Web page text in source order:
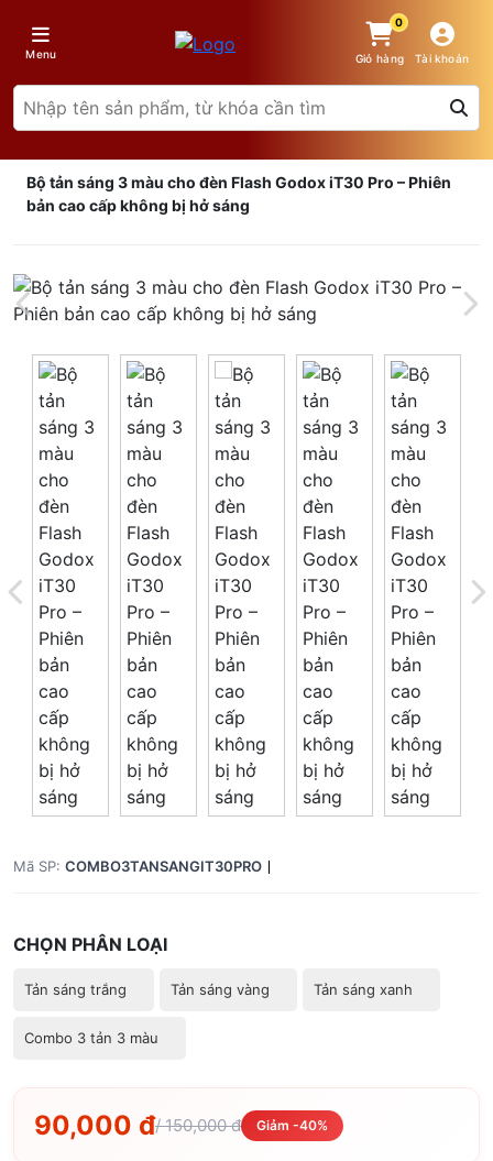
Menu
0
Giỏ hàng Tài khoản
Bộ tản sáng 3 màu cho đèn Flash Godox iT30 Pro – Phiên
bản cao cấp không bị hở sáng
Mã SP: COMBO3TANSANGIT30PRO
CHỌN PHÂN LOẠI
Tản sáng trắng Tản sáng vàng Tản sáng xanh
Combo 3 tản 3 màu
90,000 đ/ 150,000 đ Giảm -40%
Giá trên 1SP x0 đ
Tổng giá 0 đ